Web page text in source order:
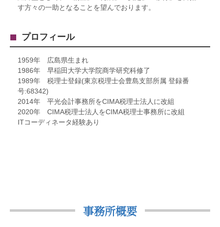
す方々の一助となることを望んでおります。
プロフィール
1959年 広島県生まれ
1986年 早稲田大学大学院商学研究科修了
1989年 税理士登録(東京税理士会豊島支部所属 登録番
号:68342)
2014年 平光会計事務所をCIMA税理士法人に改組
2020年 CIMA税理士法人をCIMA税理士事務所に改組
ITコーディネータ経験あり
事務所概要